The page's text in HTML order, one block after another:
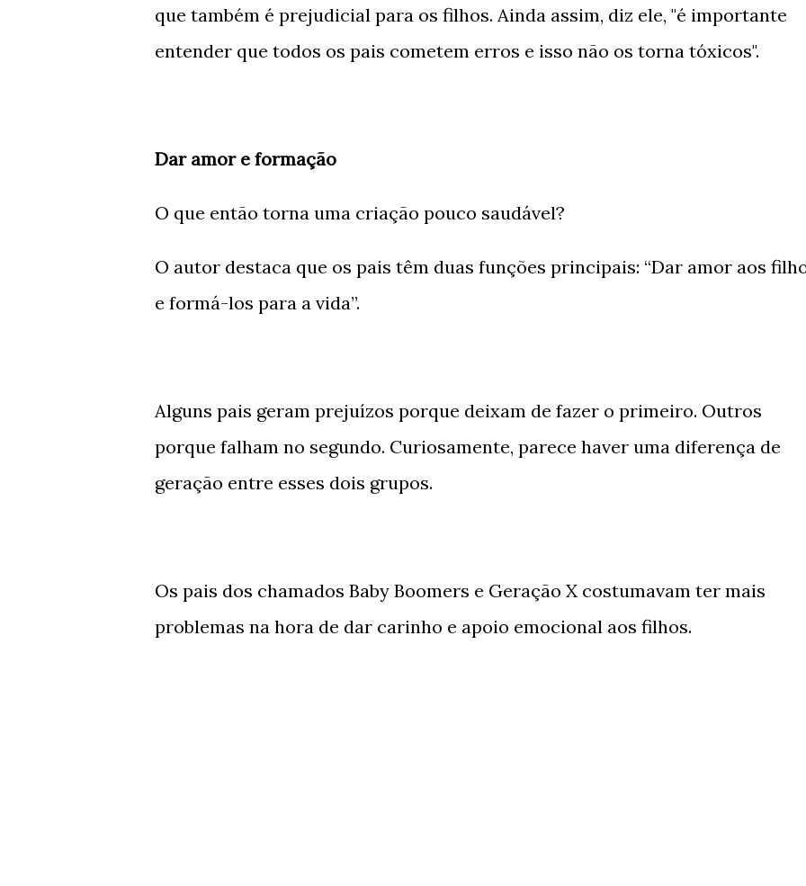
que também é prejudicial para os filhos. Ainda assim, diz ele, "é importante
entender que todos os pais cometem erros e isso não os torna tóxicos".
Dar amor e formação
O que então torna uma criação pouco saudável?
O autor destaca que os pais têm duas funções principais: “Dar amor aos
e formá-los para a vida”.
Alguns pais geram prejuízos porque deixam de fazer o primeiro. Outros
porque falham no segundo. Curiosamente, parece haver uma diferença de
geração entre esses dois grupos.
Os pais dos chamados Baby Boomers e Geração X costumavam ter mais
problemas na hora de dar carinho e apoio emocional aos filhos.